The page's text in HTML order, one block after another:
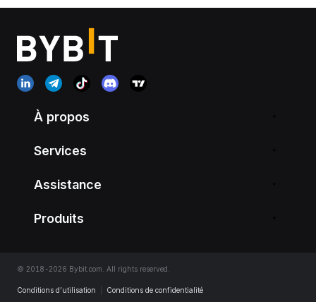
À propos
Services
Assistance
Produits
© 2018-2026 Bybit.com. All rights reserved.
Conditions d’utilisation Conditions de confidentialité